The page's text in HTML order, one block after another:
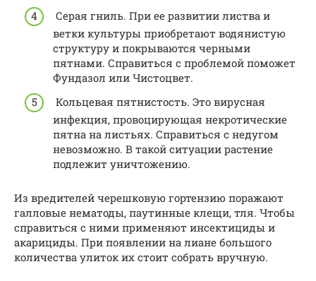
Серая гниль. При ее развитии листва и
ветки культуры приобретают водянистую
структуру и покрываются черными
пятнами. Справиться с проблемой поможет
Фундазол или Чистоцвет.
Кольцевая пятнистость. Это вирусная
инфекция, провоцирующая некротические
пятна на листьях. Справиться с недугом
невозможно. В такой ситуации растение
подлежит уничтожению.
Из вредителей черешковую гортензию поражают
галловые нематоды, паутинные клещи, тля. Чтобы
справиться с ними применяют инсектициды и
акарициды. При появлении на лиане большого
количества улиток их стоит собрать вручную.